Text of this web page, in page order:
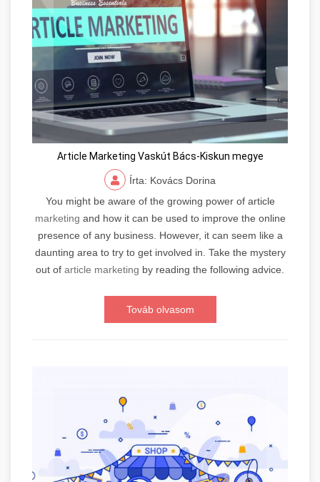
Article Marketing Vaskút Bács-Kiskun megye
Írta: Kovács Dorina
You might be aware of the growing power of article
marketing and how it can be used to improve the online
presence of any business. However, it can seem like a
daunting area to try to get involved in. Take the mystery
out of article marketing by reading the following advice.
Továb olvasom